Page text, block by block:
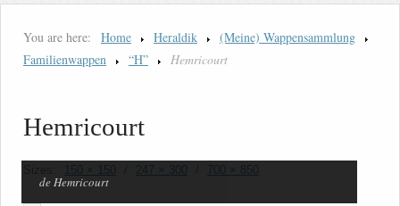
You are here: Home Heraldik
(Meine) Wappensammlung
Familienwappen
“H” Hemricourt
Hemricourt
150 × 150 247 × 300 700 × 850
de Hemricourt